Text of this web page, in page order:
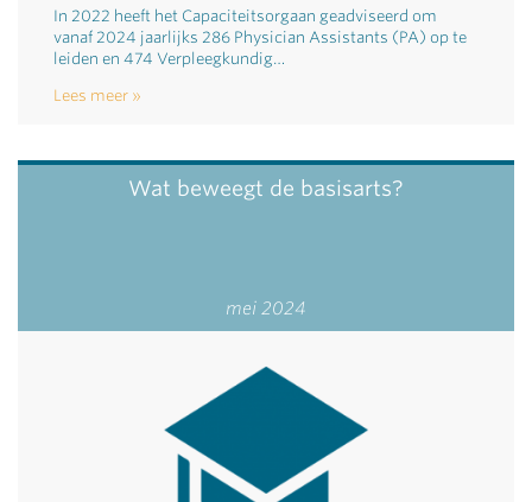
In 2022 heeft het Capaciteitsorgaan geadviseerd om
vanaf 2024 jaarlijks 286 Physician Assistants (PA) op te
leiden en 474 Verpleegkundig…
Lees meer
Wat beweegt de basisarts?
mei 2024